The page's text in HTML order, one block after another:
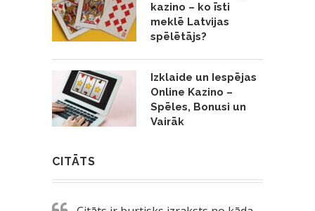
kazino – ko īsti
meklē Latvijas
spēlētājs?
Izklaide un Iespējas
Online Kazino –
Spēles, Bonusi un
Vairāk
CITĀTS